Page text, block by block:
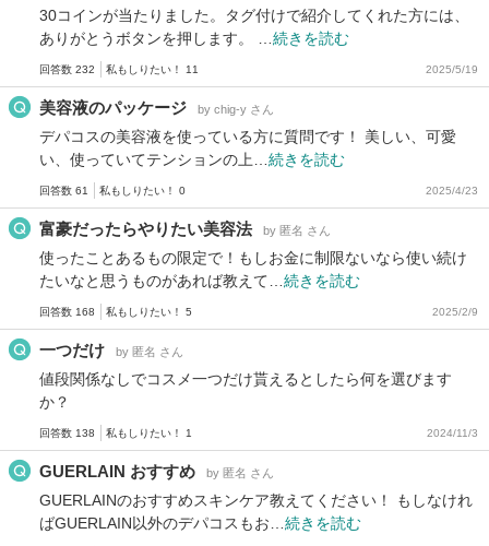
30コインが当たりました。タグ付けで紹介してくれた方には、
ありがとうボタンを押します。 … 続きを読む
回答数 232 私もしりたい！ 11 2025/5/19
美容液のパッケージ by chig-y さん
デパコスの美容液を使っている方に質問です！ 美しい、可愛
い、使っていてテンションの上… 続きを読む
回答数 61 私もしりたい！ 0 2025/4/23
富豪だったらやりたい美容法 by 匿名 さん
使ったことあるもの限定で！もしお金に制限ないなら使い続け
たいなと思うものがあれば教えて… 続きを読む
回答数 168 私もしりたい！ 5 2025/2/9
一つだけ by 匿名 さん
値段関係なしでコスメ一つだけ貰えるとしたら何を選びます
か？
回答数 138 私もしりたい！ 1 2024/11/3
GUERLAIN おすすめ by 匿名 さん
GUERLAINのおすすめスキンケア教えてください！ もしなけれ
ばGUERLAIN以外のデパコスもお… 続きを読む